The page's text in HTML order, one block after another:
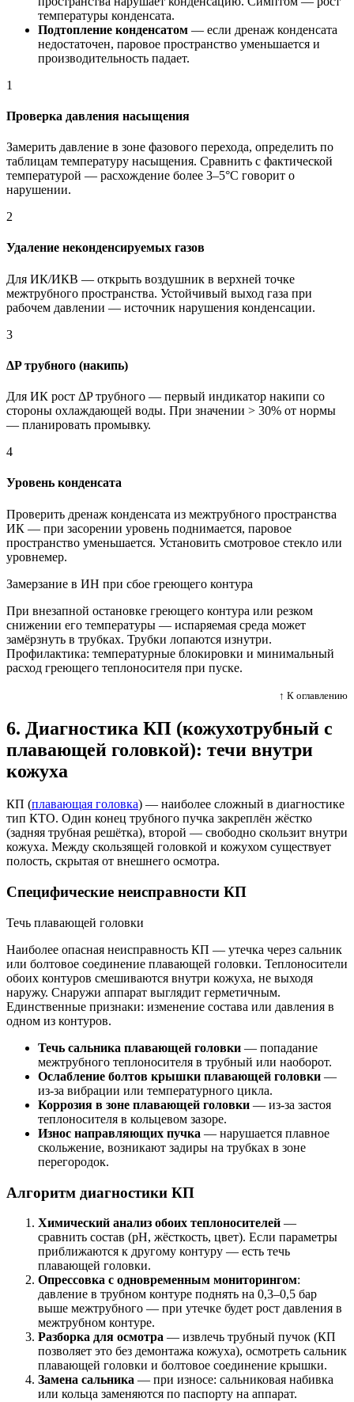
температуры конденсата.
Подтопление конденсатом — если дренаж конденсата
недостаточен, паровое пространство уменьшается и
производительность падает.
1
Проверка давления насыщения
Замерить давление в зоне фазового перехода, определить по
таблицам температуру насыщения. Сравнить с фактической
температурой — расхождение более 3–5°C говорит о
нарушении.
2
Удаление неконденсируемых газов
Для ИК/ИКВ — открыть воздушник в верхней точке
межтрубного пространства. Устойчивый выход газа при
рабочем давлении — источник нарушения конденсации.
3
ΔP трубного (накипь)
Для ИК рост ΔP трубного — первый индикатор накипи со
стороны охлаждающей воды. При значении > 30% от нормы
— планировать промывку.
4
Уровень конденсата
Проверить дренаж конденсата из межтрубного пространства
ИК — при засорении уровень поднимается, паровое
пространство уменьшается. Установить смотровое стекло или
уровнемер.
Замерзание в ИН при сбое греющего контура
При внезапной остановке греющего контура или резком
снижении его температуры — испаряемая среда может
замёрзнуть в трубках. Трубки лопаются изнутри.
Профилактика: температурные блокировки и минимальный
расход греющего теплоносителя при пуске.
↑ К оглавлению
6. Диагностика КП (кожухотрубный с
плавающей головкой): течи внутри
кожуха
КП (плавающая головка) — наиболее сложный в диагностике
тип КТО. Один конец трубного пучка закреплён жёстко
(задняя трубная решётка), второй — свободно скользит внутри
кожуха. Между скользящей головкой и кожухом существует
полость, скрытая от внешнего осмотра.
Специфические неисправности КП
Течь плавающей головки
Наиболее опасная неисправность КП — утечка через сальник
или болтовое соединение плавающей головки. Теплоносители
обоих контуров смешиваются внутри кожуха, не выходя
наружу. Снаружи аппарат выглядит герметичным.
Единственные признаки: изменение состава или давления в
одном из контуров.
Течь сальника плавающей головки — попадание
межтрубного теплоносителя в трубный или наоборот.
Ослабление болтов крышки плавающей головки —
из-за вибрации или температурного цикла.
Коррозия в зоне плавающей головки — из-за застоя
теплоносителя в кольцевом зазоре.
Износ направляющих пучка — нарушается плавное
скольжение, возникают задиры на трубках в зоне
перегородок.
Алгоритм диагностики КП
Химический анализ обоих теплоносителей —
сравнить состав (pH, жёсткость, цвет). Если параметры
приближаются к другому контуру — есть течь
плавающей головки.
Опрессовка с одновременным мониторингом:
давление в трубном контуре поднять на 0,3–0,5 бар
выше межтрубного — при утечке будет рост давления в
межтрубном контуре.
Разборка для осмотра — извлечь трубный пучок (КП
позволяет это без демонтажа кожуха), осмотреть сальник
плавающей головки и болтовое соединение крышки.
Замена сальника — при износе: сальниковая набивка
или кольца заменяются по паспорту на аппарат.